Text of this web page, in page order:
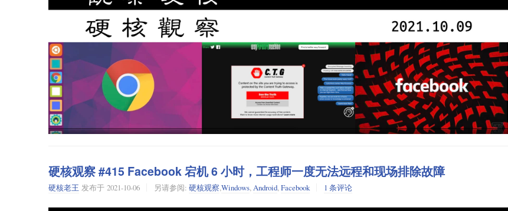
能会让人感到惊讶，但是在上世纪末本世纪初，这样的想法再寻常不过了。当时
与Prodigy
) 等封闭系统。这让人很自然地想到，计算机领域的创新发展必须要保持开放、基于标准，而且这也正是网
络的特点。
许多人认为，网络下一场重头戏会是
。我有篇文章介绍了关于语义网概念与运行原理的设想，所以这里不再赘述。但是
我会简单谈谈推动人们研究语义网技术的愿景，因为 FOAF 标准正是这一愿景在社交网络方面的应用。
一篇题为 《谷歌如何击败亚马逊和易贝，朝着语义网进军
How Google beat Amazon and Ebay to the Semantic Web
》 的文章很好地描绘了语义网这一崇高理想。文章写于 2002 年，作
者是 Paul Ford。这篇文章设想了 2002 年至 2009 年的情景：通过使用语义网，谷歌取代了亚马逊和易贝，成为电商平台主导
者。文章指出，在未来，如果你想买东西，比如说一把二手的马丁吉他，可以在谷歌中输入
buy:martin guitar
。根据你的
邮编，谷歌会告诉你附近哪些人在卖马丁吉他。谷歌之所以可以获取卖家及其吉他的信息，是因为它可以读取资源描述框架标
乎垄断的地位。如果可以搜索全网，又有谁会执着于某个封闭的数据库呢？Ford 写道，即便是谷歌，最终也会失势。因为理论
上，任何一个人都可以检索网络，查阅 RDF，提供类似于谷歌的搜索功能。起码，如果谷歌打算对语义网上的每笔交易按一定
Facebook 和 Instagram 或将在欧洲关闭
由于担心美国的监控行为，欧洲法院于 2020 年废除了一项名为“隐私保护”的欧盟-美国数据流动协议。在其裁决中，它还使美
国公司用来向美国转移个人数据的另一个法律工具，即标准合同条款（SCC）更难使用。爱尔兰数据保护委员会周四通知其同
行，它将阻止 Facebook 将用户数据从欧洲发送到美国。这一草拟的决定意味着 Facebook 也被迫停止依赖 SCC。Meta 公司曾多
次警告说，这样的决定将使其在欧洲的包括 Facebook 和 Instagram 在内的许多服务关闭。
老王点评：欧洲人，别怕，你看我们没有这种东西，不是也有别的嘛 :<
硬核观察 #415 Facebook 宕机 6 小时，工程师一度无法远程和现场排除故障
硬核老王 发布于 2021-10-06 另请参阅: 硬核观察,Windows,Android,Facebook 1 条评论